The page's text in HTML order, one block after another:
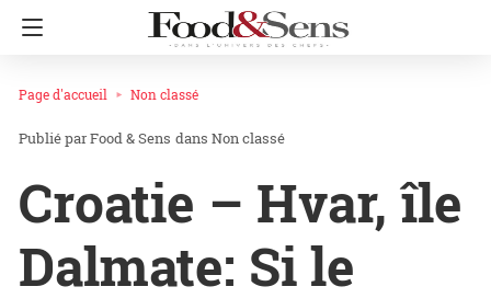
Page d'accueil Non classé
Food & Sens dans Non classé
Croatie – Hvar, île
Dalmate: Si le